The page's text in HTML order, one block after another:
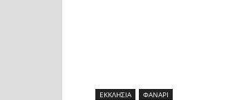
ΕΚΚΛΗΣΙΑ ΦΑΝΑΡΙ